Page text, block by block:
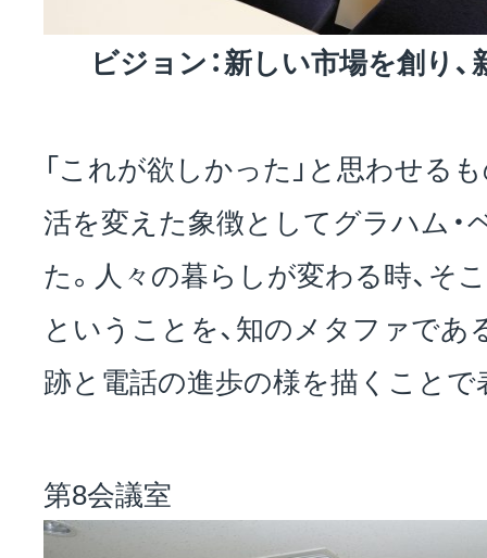
ビジョン：新しい市場を創り
「これが欲しかった」と思わせる
活を変えた象徴としてグラハム・
た。人々の暮らしが変わる時、そ
ということを、知のメタファで
跡と電話の進歩の様を描くことで
第8会議室